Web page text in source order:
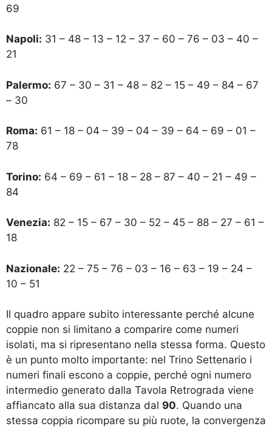
69
Napoli: 31 – 48 – 13 – 12 – 37 – 60 – 76 – 03 – 40 –
21
Palermo: 67 – 30 – 31 – 48 – 82 – 15 – 49 – 84 – 67
– 30
Roma: 61 – 18 – 04 – 39 – 04 – 39 – 64 – 69 – 01 –
78
Torino: 64 – 69 – 61 – 18 – 28 – 87 – 40 – 21 – 49 –
84
Venezia: 82 – 15 – 67 – 30 – 52 – 45 – 88 – 27 – 61 –
18
Nazionale: 22 – 75 – 76 – 03 – 16 – 63 – 19 – 24 –
10 – 51
Il quadro appare subito interessante perché alcune
coppie non si limitano a comparire come numeri
isolati, ma si ripresentano nella stessa forma. Questo
è un punto molto importante: nel Trino Settenario i
numeri finali escono a coppie, perché ogni numero
intermedio generato dalla Tavola Retrograda viene
affiancato alla sua distanza dal 90. Quando una
stessa coppia ricompare su più ruote, la convergenza